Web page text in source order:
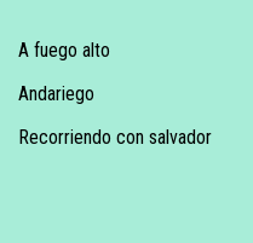
A fuego alto
Andariego
Recorriendo con salvador